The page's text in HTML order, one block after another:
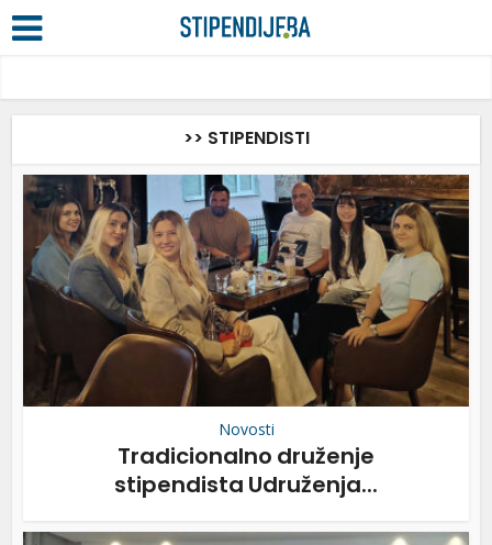
>> STIPENDISTI
Novosti
Tradicionalno druženje
stipendista Udruženja...